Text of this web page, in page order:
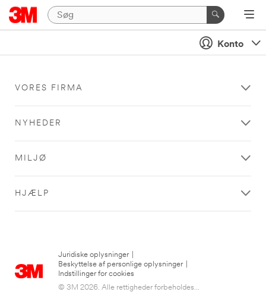
Konto
VORES FIRMA
NYHEDER
MILJØ
HJÆLP
Juridiske oplysninger
Beskyttelse af personlige oplysninger
Indstillinger for cookies
© 3M 2026. Alle rettigheder forbeholdes...